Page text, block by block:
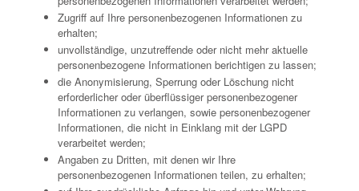
Zugriff auf Ihre personenbezogenen Informationen zu
erhalten;
unvollständige, unzutreffende oder nicht mehr aktuelle
personenbezogene Informationen berichtigen zu lassen;
die Anonymisierung, Sperrung oder Löschung nicht
erforderlicher oder überflüssiger personenbezogener
Informationen zu verlangen, sowie personenbezogener
Informationen, die nicht in Einklang mit der LGPD
verarbeitet werden;
Angaben zu Dritten, mit denen wir Ihre
personenbezogenen Informationen teilen, zu erhalten;